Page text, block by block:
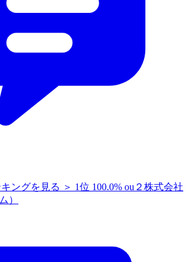
ングを見る ＞ 1位 100.0% ou２株式会社
）